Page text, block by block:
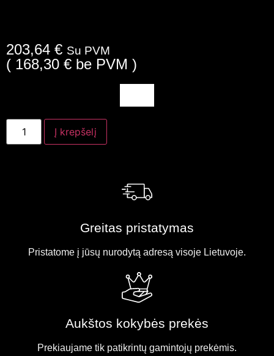
203,64 € Su PVM
( 168,30 € be PVM )
Į krepšelį
Greitas pristatymas
Pristatome į jūsų nurodytą adresą visoje Lietuvoje.
Aukštos kokybės prekės
Prekiaujame tik patikrintų gamintojų prekėmis.